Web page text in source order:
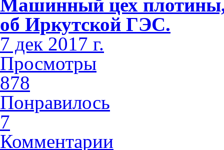
Машинный цех плотины,
об Иркутской ГЭС.
7 дек 2017 г.
Просмотры
878
Понравилось
7
Комментарии